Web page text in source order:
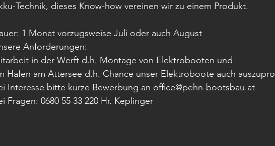
Technik, dieses Know-how vereinen wir zu einem Produkt.
1 Monat vorzugsweise Juli oder auch August
Anforderungen:
in der Werft d.h. Montage von Elektrobooten und
Hafen am Attersee d.h. Chance unser Elektroboote auch
Interesse bitte kurze Bewerbung an office@pehn-bootsbau.at
Fragen: 0680 55 33 220 Hr. Keplinger